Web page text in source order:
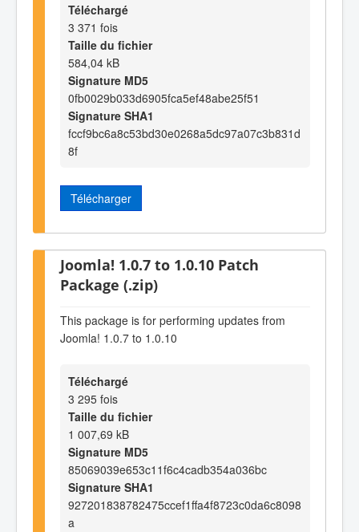
Téléchargé
3 371 fois
Taille du fichier
584,04 kB
Signature MD5
0fb0029b033d6905fca5ef48abe25f51
Signature SHA1
fccf9bc6a8c53bd30e0268a5dc97a07c3b831d
8f
Télécharger
Joomla! 1.0.7 to 1.0.10 Patch
Package (.zip)
This package is for performing updates from
Joomla! 1.0.7 to 1.0.10
Téléchargé
3 295 fois
Taille du fichier
1 007,69 kB
Signature MD5
85069039e653c11f6c4cadb354a036bc
Signature SHA1
927201838782475ccef1ffa4f8723c0da6c8098
a